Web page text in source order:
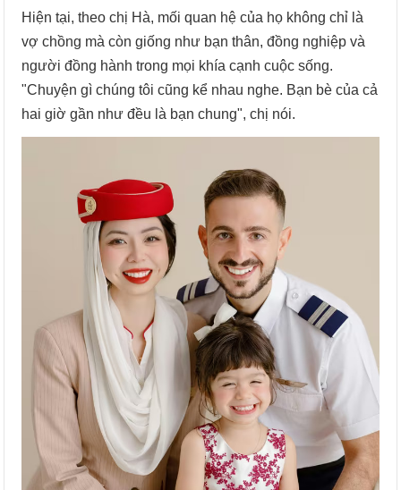
Hiện tại, theo chị Hà, mối quan hệ của họ không chỉ là
vợ chồng mà còn giống như bạn thân, đồng nghiệp và
người đồng hành trong mọi khía cạnh cuộc sống.
"Chuyện gì chúng tôi cũng kể nhau nghe. Bạn bè của cả
hai giờ gần như đều là bạn chung", chị nói.